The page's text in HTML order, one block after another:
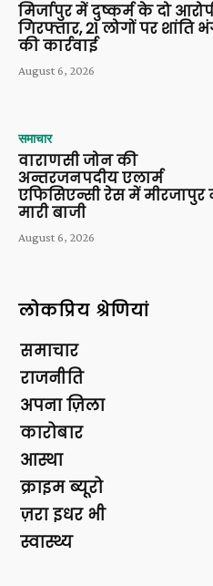
मिर्जापुर में दुष्कर्म के दो
गिरफ्तार, 21 लोगों पर शांति
की कार्रवाई
August 6, 2026
समाचार
वाराणसी जोन की
अन्तरजनपदीय एलार्म
एफिसिएन्सी रेस में मीरजापुर
मारी बाजी
August 6, 2026
लोकप्रिय श्रेणियां
समाचार
राजनीति
अपना ज़िला
कारोबार
आस्था
क्राइम ब्यूरो
ज़रा इधर भी
स्वास्थ्य